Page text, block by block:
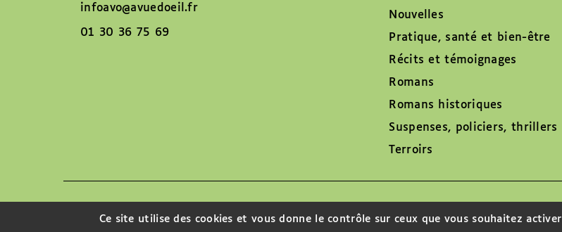
infoavo@avuedoeil.fr
01 30 36 75 69
Nouvelles
Pratique, santé et bien-être
Récits et témoignages
Romans
Romans historiques
Suspenses, policiers, thrillers
Terroirs
Ce site utilise des cookies et vous donne le contrôle sur ceux que vous souhaitez activer